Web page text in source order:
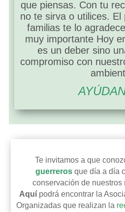
que piensas. Con tu
no te sirva o utilices. El
familias te lo
muy importante Hoy
es un deber sino
compromiso con
Te invitamos a que
guerrerosque día a día
conservación de nuestros
Aquípodrá encontrar la
Organizadas que realizan la